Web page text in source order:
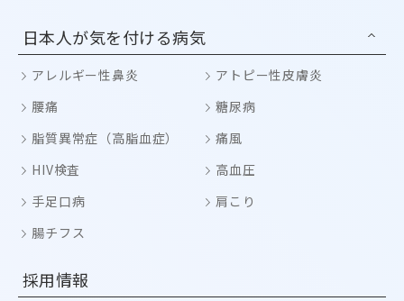
日本人が気を付ける病気
アレルギー性鼻炎
アトピー性皮膚炎
腰痛
糖尿病
脂質異常症（高脂血症）
痛風
HIV検査
高血圧
手足口病
肩こり
腸チフス
採用情報